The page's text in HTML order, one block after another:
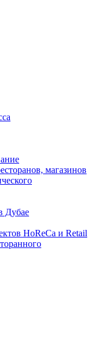
магазинов
Дубае
HoReCa и Retail